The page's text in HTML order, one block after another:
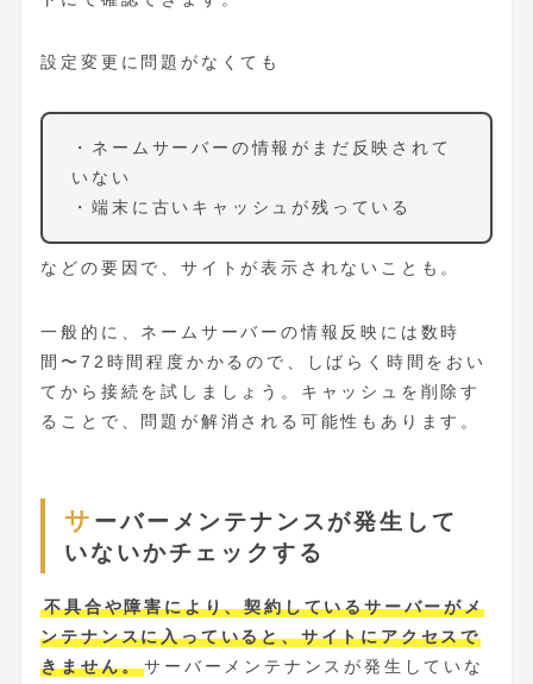
設定変更に問題がなくても
・ネームサーバーの情報がまだ反映されて
いない
・端末に古いキャッシュが残っている
などの要因で、サイトが表示されないことも。
一般的に、ネームサーバーの情報反映には数時
間〜72時間程度かかるので、しばらく時間をおい
てから接続を試しましょう。キャッシュを削除す
ることで、問題が解消される可能性もあります。
サーバーメンテナンスが発生して
いないかチェックする
不具合や障害により、契約しているサーバーがメ
ンテナンスに入っていると、サイトにアクセスで
きません。サーバーメンテナンスが発生していな